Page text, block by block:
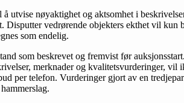
utvise nøyaktighet og aktsomhet i
Disputter vedrørende objekters ekthet vil
som endelig.
som beskrevet og fremvist før
merknader og kvalitetsvurderinger, vil
per telefon. Vurderinger gjort av en